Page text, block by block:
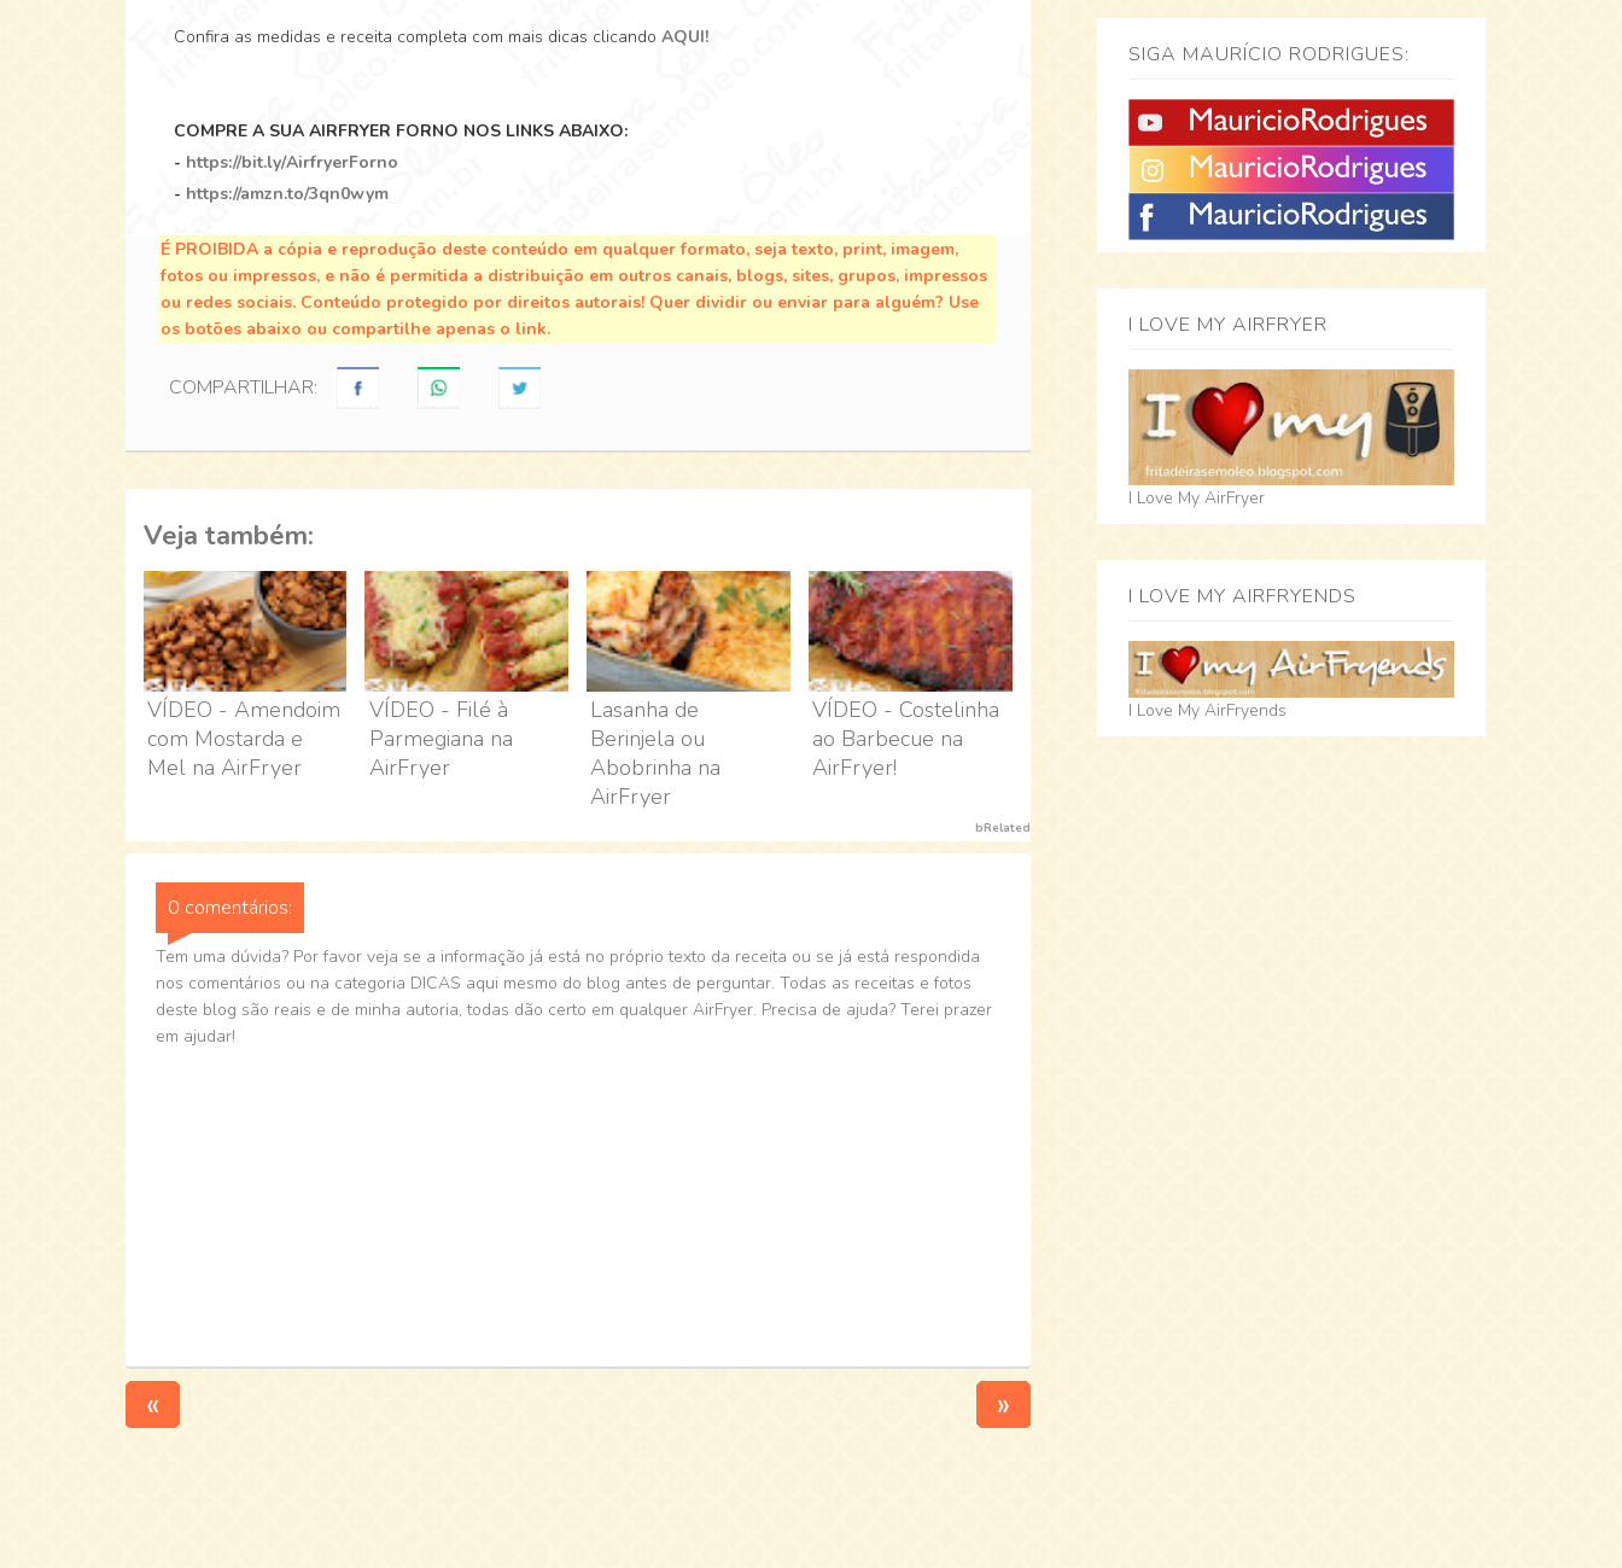
Confira as medidas e receita completa com mais dicas clicando AQUI!
COMPRE A SUA AIRFRYER FORNO NOS LINKS ABAIXO:
- https://bit.ly/AirfryerForno
- https://amzn.to/3qn0wym
É PROIBIDA a cópia e reprodução deste conteúdo em qualquer formato, seja texto, print, imagem,
fotos ou impressos, e não é permitida a distribuição em outros canais, blogs, sites, grupos, impressos
ou redes sociais. Conteúdo protegido por direitos autorais! Quer dividir ou enviar para alguém? Use
os botões abaixo ou compartilhe apenas o link.
COMPARTILHAR:
Veja também:
VÍDEO - Amendoim
com Mostarda e
Mel na AirFryer
VÍDEO - Filé à
Parmegiana na
AirFryer
Lasanha de
Berinjela ou
Abobrinha na
AirFryer
VÍDEO - Costelinha
ao Barbecue na
AirFryer!
bRelated
0 comentários:
Tem uma dúvida? Por favor veja se a informação já está no próprio texto da receita ou se já está respondida
nos comentários ou na categoria DICAS aqui mesmo do blog antes de perguntar. Todas as receitas e fotos
deste blog são reais e de minha autoria, todas dão certo em qualquer AirFryer. Precisa de ajuda? Terei prazer
em ajudar!
SIGA MAURÍCIO RODRIGUES:
I LOVE MY AIRFRYER
I Love My AirFryer
I LOVE MY AIRFRYENDS
I Love My AirFryends